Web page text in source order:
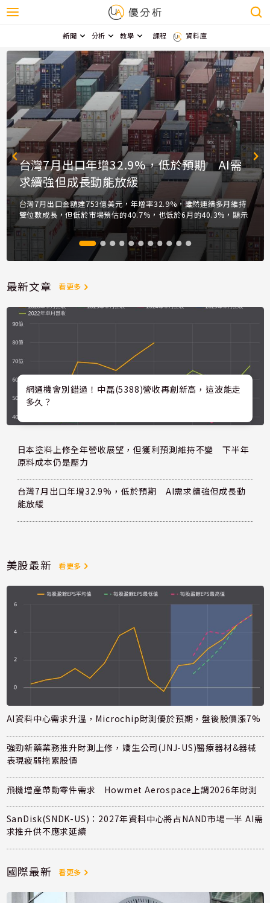
新聞 分析 教學 課程 資料庫
台灣7月出口年增32.9%，低於預期 AI需
求續強但成長動能放緩
台灣7月出口金額達753億美元，年增率32.9%，雖然連續多月維持
雙位數成長，但低於市場預估的40.7%，也低於6月的40.3%，顯示
AI相關需求仍是出口主要支撐，不過全球通膨及中東...
最新文章 看更多
網通機會別錯過！中磊(5388)營收再創新高，這波能走
多久？
日本塗料上修全年營收展望，但獲利預測維持不變 下半年
原料成本仍是壓力
台灣7月出口年增32.9%，低於預期 AI需求續強但成長動
能放緩
美股最新 看更多
AI資料中心需求升溫，Microchip財測優於預期，盤後股價漲7%
強勁新藥業務推升財測上修，嬌生公司(JNJ-US)醫療器材&器械
表現疲弱拖累股價
飛機增產帶動零件需求 Howmet Aerospace上調2026年財測
SanDisk(SNDK-US)：2027年資料中心將占NAND市場一半 AI需
求推升供不應求延續
國際最新 看更多